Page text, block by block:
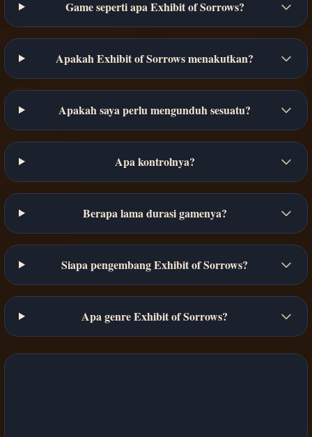
Game seperti apa Exhibit of Sorrows?
Apakah Exhibit of Sorrows menakutkan?
Apakah saya perlu mengunduh sesuatu?
Apa kontrolnya?
Berapa lama durasi gamenya?
Siapa pengembang Exhibit of Sorrows?
Apa genre Exhibit of Sorrows?